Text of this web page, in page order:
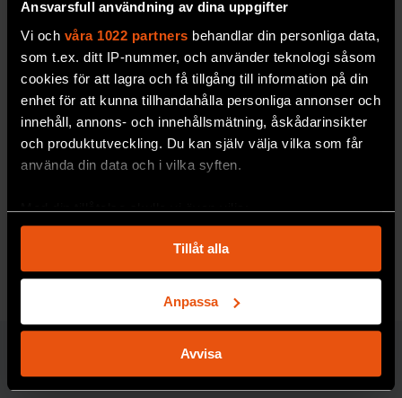
Ansvarsfull användning av dina uppgifter
Vi och våra 1022 partners behandlar din personliga data,
som t.ex. ditt IP-nummer, och använder teknologi såsom
cookies för att lagra och få tillgång till information på din
enhet för att kunna tillhandahålla personliga annonser och
innehåll, annons- och innehållsmätning, åskådarinsikter
och produktutveckling. Du kan själv välja vilka som får
använda din data och i vilka syften.
Med din tillåtelse skulle vi även vilja:
som kan ha en noggrannhet på upp till flera meter
Identifiera din enhet genom att aktivt skanna den
för specifika kännetecken (fingeravtryck)
Ta reda på mer om hur dina personliga uppgifter
helst från cookie-förklaringen.
Tillåt alla
Anpassa
Avvisa
Så skapas konspirations­
teorier
hur världen fungerar.